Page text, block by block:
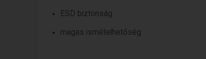
ESD biztonság
magas ismételhetőség